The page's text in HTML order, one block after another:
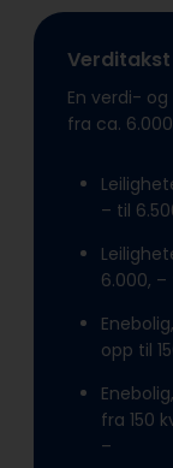
Verditakst
En verdi-
fra ca.
– til
6.000,
opp til
fra 150
–